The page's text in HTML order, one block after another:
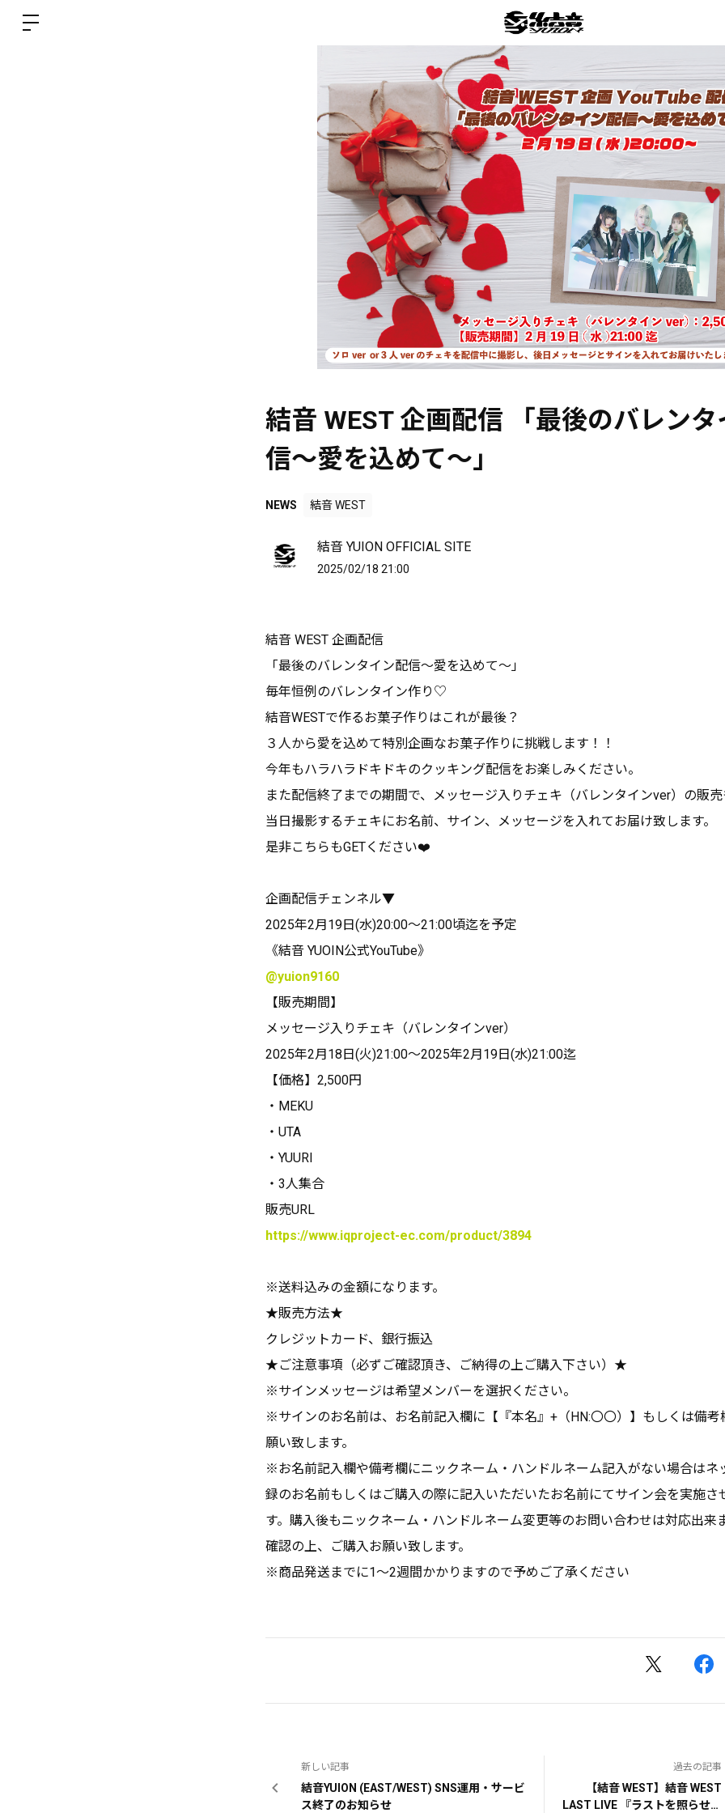
結音 WEST 企画配信 「最後のバレン
信〜愛を込めて〜」
NEWS 結音 WEST
結音 YUION OFFICIAL SITE
2025/02/18 21:00
結音 WEST 企画配信
「最後のバレンタイン配信〜愛を込めて〜」
毎年恒例のバレンタイン作り♡
結音WESTで作るお菓子作りはこれが最後？
３人から愛を込めて特別企画なお菓子作りに挑戦します！！
今年もハラハラドキドキのクッキング配信をお楽しみください。
また配信終了までの期間で、メッセージ入りチェキ（バレンタインver）の販
当日撮影するチェキにお名前、サイン、メッセージを入れてお届け致します。
是非こちらもGETください❤️
企画配信チェンネル▼
2025年2月19日(水)20:00～21:00頃迄を予定
《結音 YUOIN公式YouTube》
@yuion9160
【販売期間】
メッセージ入りチェキ（バレンタインver）
2025年2月18日(火)21:00～2025年2月19日(水)21:00迄
【価格】2,500円
・MEKU
・UTA
・YUURI
・3人集合
販売URL
https://www.iqproject-ec.com/product/3894
※送料込みの金額になります。
★販売方法★
クレジットカード、銀行振込
★ご注意事項（必ずご確認頂き、ご納得の上ご購入下さい）★
※サインメッセージは希望メンバーを選択ください。
※サインのお名前は、お名前記入欄に【『本名』+（HN:〇〇）】もしくは備考
願い致します。
※お名前記入欄や備考欄にニックネーム・ハンドルネーム記入がない場合はネ
録のお名前もしくはご購入の際に記入いただいたお名前にてサイン会を実施さ
す。購入後もニックネーム・ハンドルネーム変更等のお問い合わせは対応出来
確認の上、ご購入お願い致します。
※商品発送までに1～2週間かかりますので予めご了承ください
新しい記事
結音YUION (EAST/WEST) SNS運用・サービ
ス終了のお知らせ
過去の記事
【結音 WEST】結音 WEST
LAST LIVE 『ラストを照らせ、